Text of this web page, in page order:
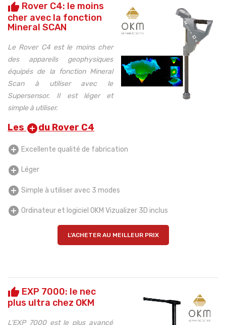
thumb_up Rover C4: le moins
cher avec la fonction
Mineral SCAN
Le Rover C4 est le moins cher
des appareils geophysiques
équipés de la fonction Mineral
Scan à utiliser avec le
Supersensor. Il est léger et
simple à utiliser.
Les add_circledu Rover C4
add_circle Excellente qualité de fabrication
add_circle Léger
add_circle Simple à utiliser avec 3 modes
add_circle Ordinateur et logiciel OKM Vizualizer 3D inclus
L'ACHETER AU MEILLEUR PRIX
thumb_up EXP 7000: le nec
plus ultra chez OKM
L'EXP 7000 est le plus avancé